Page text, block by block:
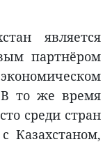
является
партнёром
В то же время
среди стран
Казахстаном,